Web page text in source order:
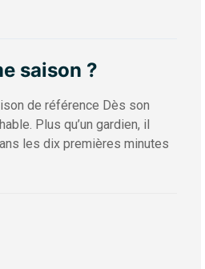
saison ?
de référence Dès son
Plus qu’un gardien, il
les dix premières minutes